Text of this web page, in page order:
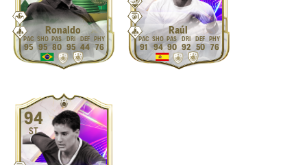
Ronaldo
95 95 80 95 44 76
Raúl
91 94 90 92 50 76
94
ST